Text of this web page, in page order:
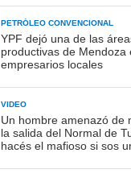
PETRÓLEO CONVENCIONAL
YPF dejó una de las
productivas de Mendoza
empresarios locales
VIDEO
Un hombre amenazó de
la salida del Normal de
hacés el mafioso si sos